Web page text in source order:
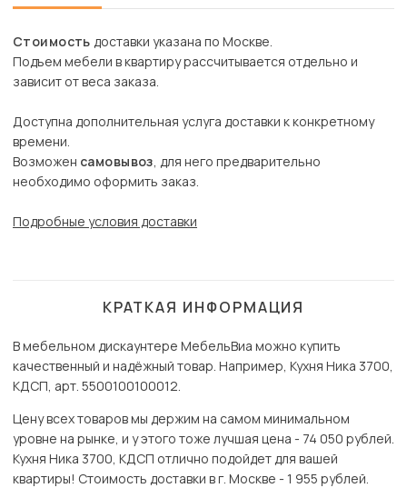
Стоимость доставки указана по Москве.
Подъем мебели в квартиру рассчитывается отдельно и
зависит от веса заказа.
Доступна дополнительная услуга доставки к конкретному
времени.
Возможен самовывоз, для него предварительно
необходимо оформить заказ.
Подробные условия доставки
КРАТКАЯ ИНФОРМАЦИЯ
В мебельном дискаунтере МебельВиа можно купить
качественный и надёжный товар. Например, Кухня Ника 3700,
КДСП, арт. 5500100100012.
Цену всех товаров мы держим на самом минимальном
уровне на рынке, и у этого тоже лучшая цена - 74 050 рублей.
Кухня Ника 3700, КДСП отлично подойдет для вашей
квартиры! Стоимость доставки в г. Москве - 1 955 рублей.